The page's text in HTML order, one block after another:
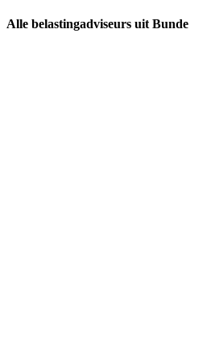
Alle belastingadviseurs uit Bunde